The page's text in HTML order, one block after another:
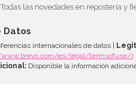
Todas las novedades en repostería y
Datos
internacionales de datos |
es/legal/termsofuse/)
Disponible la información